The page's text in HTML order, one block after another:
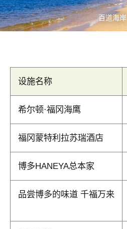
百道海岸
设施名称
希尔顿·福冈海鹰
福冈蒙特利拉苏瑞酒店
博多HANEYA总本家
品尝博多的味道 千福万来